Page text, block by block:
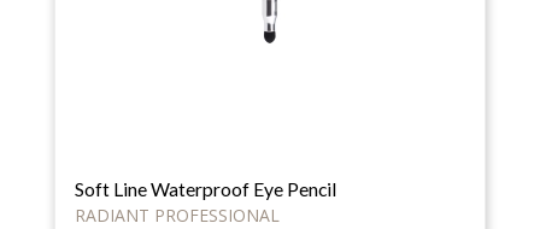
Soft Line Waterproof Eye Pencil
RADIANT PROFESSIONAL